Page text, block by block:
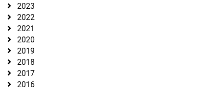
2023
2022
2021
2020
2019
2018
2017
2016